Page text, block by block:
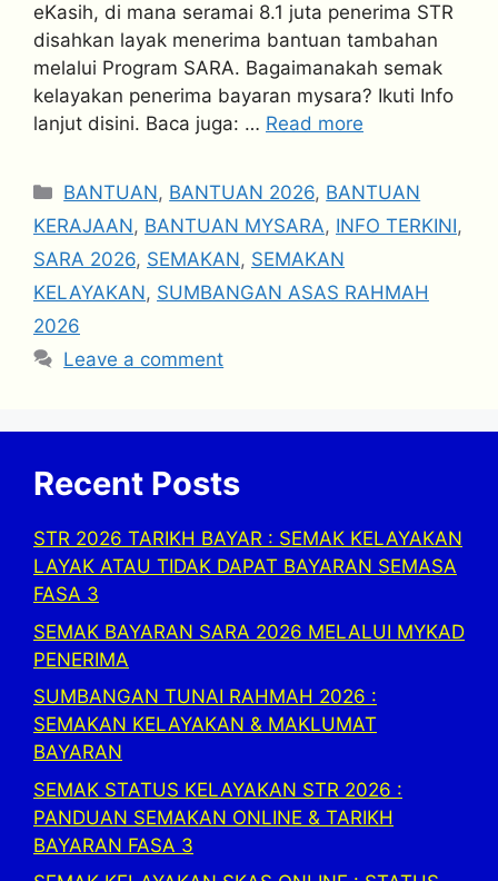
eKasih, di mana seramai 8.1 juta penerima STR
disahkan layak menerima bantuan tambahan
melalui Program SARA. Bagaimanakah semak
kelayakan penerima bayaran mysara? Ikuti Info
lanjut disini. Baca juga: … Read more
Categories
BANTUAN, BANTUAN 2026, BANTUAN
KERAJAAN, BANTUAN MYSARA, INFO TERKINI,
SARA 2026, SEMAKAN, SEMAKAN
KELAYAKAN, SUMBANGAN ASAS RAHMAH
2026
Leave a comment
Recent Posts
STR 2026 TARIKH BAYAR : SEMAK KELAYAKAN
LAYAK ATAU TIDAK DAPAT BAYARAN SEMASA
FASA 3
SEMAK BAYARAN SARA 2026 MELALUI MYKAD
PENERIMA
SUMBANGAN TUNAI RAHMAH 2026 :
SEMAKAN KELAYAKAN & MAKLUMAT
BAYARAN
SEMAK STATUS KELAYAKAN STR 2026 :
PANDUAN SEMAKAN ONLINE & TARIKH
BAYARAN FASA 3